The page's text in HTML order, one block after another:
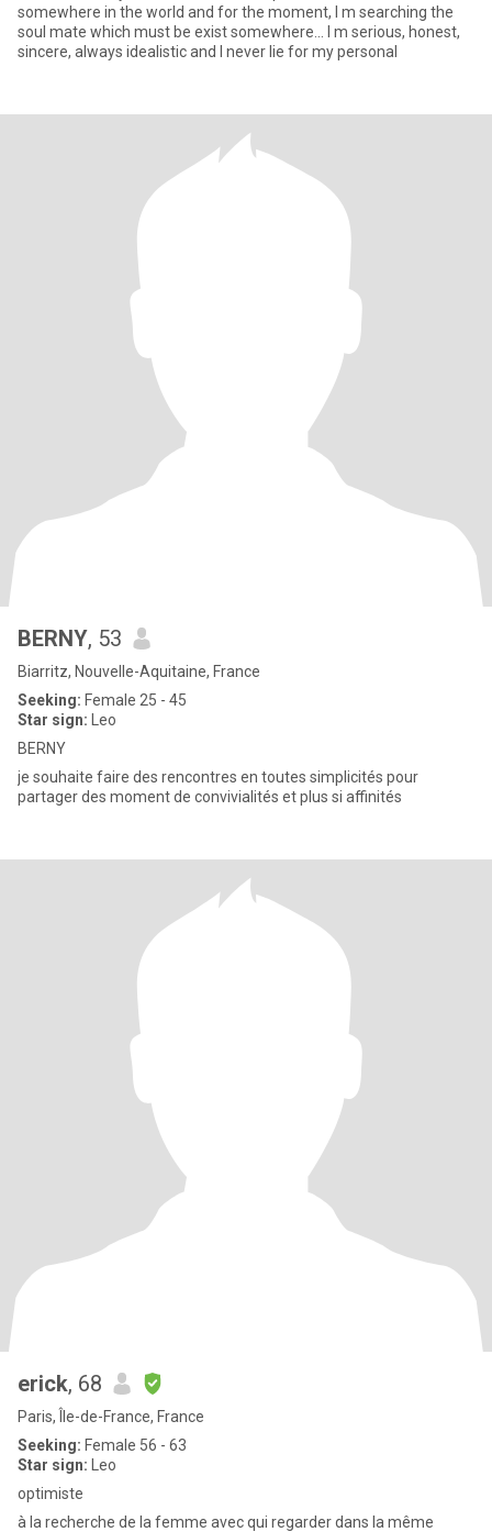
somewhere in the world and for the moment, I m searching the
soul mate which must be exist somewhere... I m serious, honest,
sincere, always idealistic and I never lie for my personal
BERNY, 53
Biarritz, Nouvelle-Aquitaine, France
Seeking: Female 25 - 45
Star sign: Leo
BERNY
je souhaite faire des rencontres en toutes simplicités pour
partager des moment de convivialités et plus si affinités
erick, 68
Paris, Île-de-France, France
Seeking: Female 56 - 63
Star sign: Leo
optimiste
à la recherche de la femme avec qui regarder dans la même